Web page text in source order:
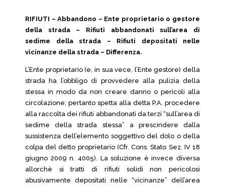
RIFIUTI – Abbandono – Ente proprietario o gestore
della strada – Rifiuti abbandonati sull’area di
sedime della strada – Rifiuti depositati nelle
vicinanze della strada – Differenza.
L’Ente proprietario (e, in sua vece, l’Ente gestore) della
strada ha l’obbligo di provvedere alla pulizia della
stessa in modo da non creare danno o pericoli alla
circolazione; pertanto spetta alla detta P.A. procedere
alla raccolta dei rifiuti abbandonati da terzi “sull’area di
sedime della strada stessa” a prescindere dalla
sussistenza dell’elemento soggettivo del dolo o della
colpa del detto proprietario (Cfr. Cons. Stato Sez. IV 18
giugno 2009 n. 4005). La soluzione è invece diversa
allorchè si tratti di rifiuti solidi non pericolosi
abusivamente depositati nelle “vicinanze” dell’area